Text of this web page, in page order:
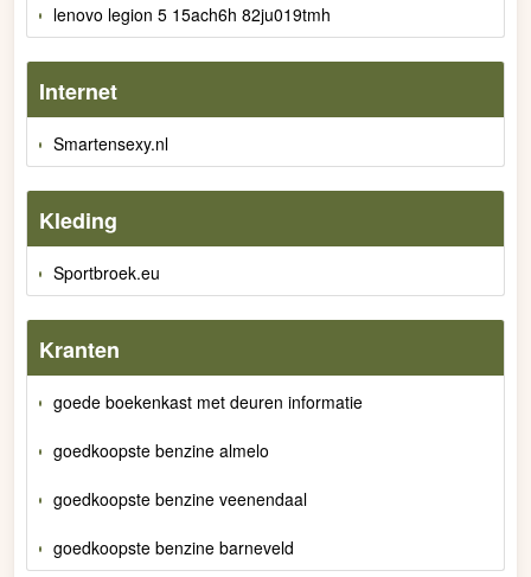
lenovo legion 5 15ach6h 82ju019tmh
Internet
Smartensexy.nl
Kleding
Sportbroek.eu
Kranten
goede boekenkast met deuren informatie
goedkoopste benzine almelo
goedkoopste benzine veenendaal
goedkoopste benzine barneveld